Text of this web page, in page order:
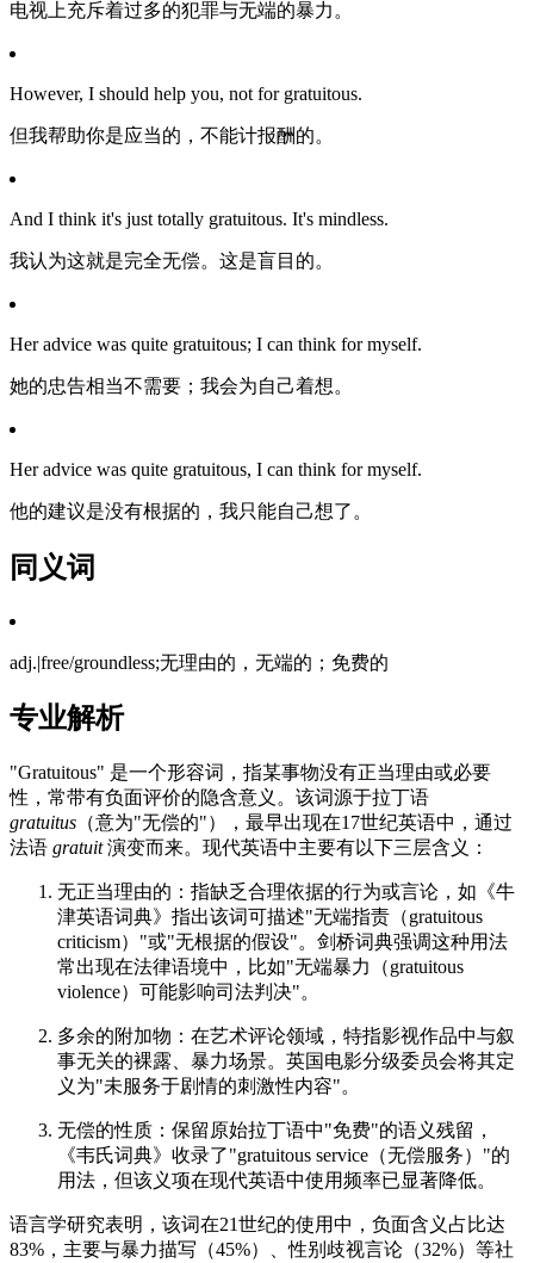
电视上充斥着过多的犯罪与无端的暴力。
However, I should help you, not for gratuitous.
但我帮助你是应当的，不能计报酬的。
And I think it's just totally gratuitous. It's mindless.
我认为这就是完全无偿。这是盲目的。
Her advice was quite gratuitous; I can think for myself.
她的忠告相当不需要；我会为自己着想。
Her advice was quite gratuitous, I can think for myself.
他的建议是没有根据的，我只能自己想了。
同义词
adj.|free/groundless;无理由的，无端的；免费的
专业解析
"Gratuitous" 是一个形容词，指某事物没有正当理由或必要
性，常带有负面评价的隐含意义。该词源于拉丁语
gratuitus （意为"无偿的"），最早出现在17世纪英语中，通过
法语 gratuit演变而来。现代英语中主要有以下三层含义：
无正当理由的：指缺乏合理依据的行为或言论，如《牛
津英语词典》指出该词可描述"无端指责（gratuitous
criticism）"或"无根据的假设"。剑桥词典强调这种用法
常出现在法律语境中，比如"无端暴力（gratuitous
violence）可能影响司法判决"。
多余的附加物：在艺术评论领域，特指影视作品中与叙
事无关的裸露、暴力场景。英国电影分级委员会将其定
义为"未服务于剧情的刺激性内容"。
无偿的性质：保留原始拉丁语中"免费"的语义残留，
《韦氏词典》收录了"gratuitous service（无偿服务）"的
用法，但该义项在现代英语中使用频率已显著降低。
语言学研究表明，该词在21世纪的使用中，负面含义占比达
83%，主要与暴力描写（45%）、性别歧视言论（32%）等社